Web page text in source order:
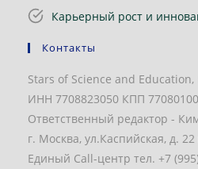
Карьерный рост и
Контакты
Stars of Science and Education,
ИНН 7708823050 КПП
Ответственный редактор -
г. Москва, ул.Каспийская, д. 22
Единый Call-центр тел. +7